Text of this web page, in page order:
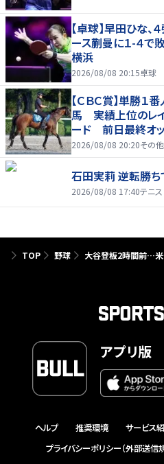
【卓球】早田ひな
ース蒯曼に１-４で
横浜
2026/08/08 20:15卓球
【ＣＢＣ賞】単勝
馬 実績上位のレ
ード 前日最終オ
2026/08/08 20:20その
石田実莉 逆転勝ち
2026/08/08 17:40テニス
TOP 野球 大谷登板2時間前…
アプリ版
ヘルプ 推奨環境 サービス
プライバシーポリシー（外部送信